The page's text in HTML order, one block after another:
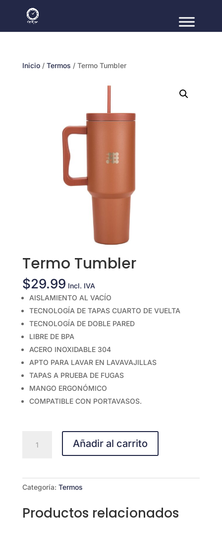
Inicio/ Termos / Termo Tumbler
Termo Tumbler
$29.99 Incl. IVA
AISLAMIENTO AL VACÍO
TECNOLOGÍA DE TAPAS CUARTO DE VUELTA
TECNOLOGÍA DE DOBLE PARED
LIBRE DE BPA
ACERO INOXIDABLE 304
APTO PARA LAVAR EN LAVAVAJILLAS
TAPAS A PRUEBA DE FUGAS
MANGO ERGONÓMICO
COMPATIBLE CON PORTAVASOS.
Tumbler
Añadir al carrito
Categoría: Termos
Productos relacionados